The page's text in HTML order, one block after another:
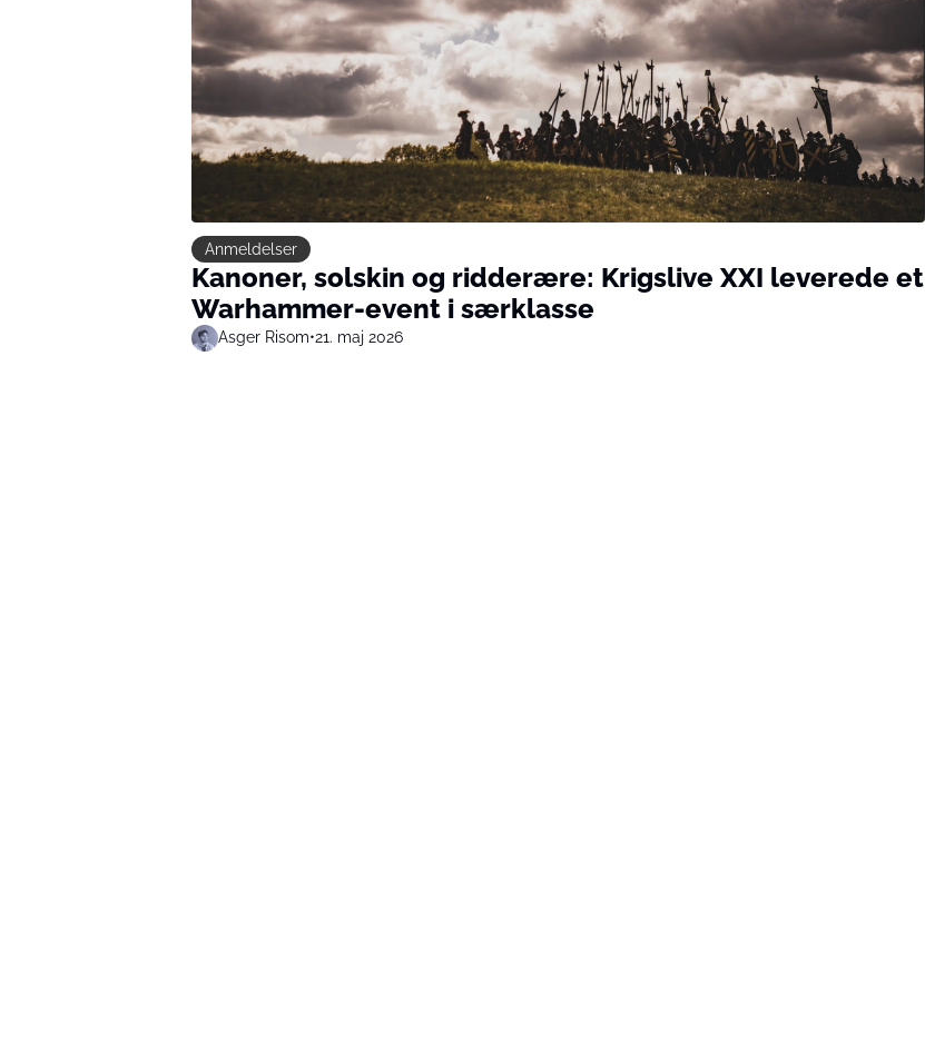
Anmeldelser
Kanoner, solskin og ridderære: Krigslive XXI leverede et
Warhammer-event i særklasse
Asger Risom•21. maj 2026